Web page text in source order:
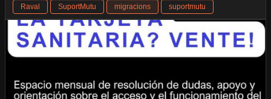
Raval SuportMutu migracions suportmutu